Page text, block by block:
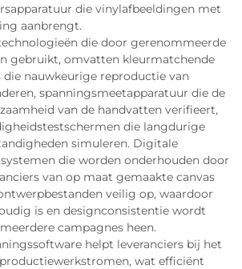
die vinylafbeeldingen met
aanbrengt.
die door gerenommeerde
gebruikt, omvatten kleurmatchende
nauwkeurige reproductie van
spanningsmeetapparatuur die de
van de handvatten verifieert,
die langdurige
simuleren. Digitale
die worden onderhouden door
van op maat gemaakte canvas
veilig op, waardoor
is en designconsistentie wordt
campagnes heen.
helpt leveranciers bij het
wat efficiënt